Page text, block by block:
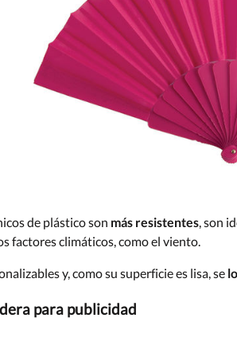
de plástico son más resistentes, son
factores climáticos, como el viento.
y, como su superficie es lisa, se
para publicidad